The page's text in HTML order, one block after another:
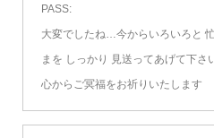
PASS:
大変でしたね…今からいろいろと
まを しっかり 見送ってあげて下さ
心からご冥福をお祈りいたします